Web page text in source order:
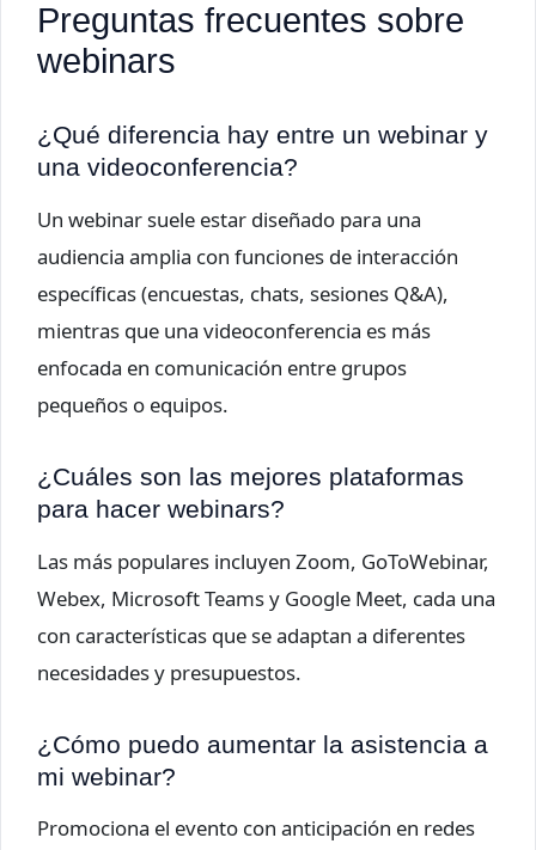
Preguntas frecuentes sobre
webinars
¿Qué diferencia hay entre un webinar y
una videoconferencia?
Un webinar suele estar diseñado para una
audiencia amplia con funciones de interacción
específicas (encuestas, chats, sesiones Q&A),
mientras que una videoconferencia es más
enfocada en comunicación entre grupos
pequeños o equipos.
¿Cuáles son las mejores plataformas
para hacer webinars?
Las más populares incluyen Zoom, GoToWebinar,
Webex, Microsoft Teams y Google Meet, cada una
con características que se adaptan a diferentes
necesidades y presupuestos.
¿Cómo puedo aumentar la asistencia a
mi webinar?
Promociona el evento con anticipación en redes